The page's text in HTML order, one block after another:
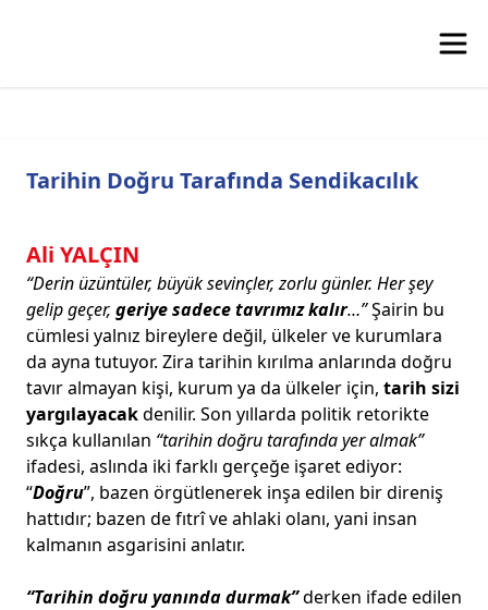
Tarihin Doğru Tarafında Sendikacılık
Ali YALÇIN
“Derin üzüntüler, büyük sevinçler, zorlu günler. Her şey
gelip geçer, geriye sadece tavrımız kalır…”Şairin bu
cümlesi yalnız bireylere değil, ülkeler ve kurumlara
da ayna tutuyor. Zira tarihin kırılma anlarında doğru
tavır almayan kişi, kurum ya da ülkeler için, tarih sizi
yargılayacakdenilir. Son yıllarda politik retorikte
sıkça kullanılan “tarihin doğru tarafında yer almak”
ifadesi, aslında iki farklı gerçeğe işaret ediyor:
“Doğru”, bazen örgütlenerek inşa edilen bir direniş
hattıdır; bazen de fıtrî ve ahlaki olanı, yani insan
kalmanın asgarisini anlatır.
“Tarihin doğru yanında durmak”derken ifade edilen